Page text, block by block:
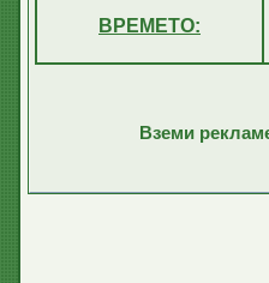
ВРЕМЕТО:
Вземи